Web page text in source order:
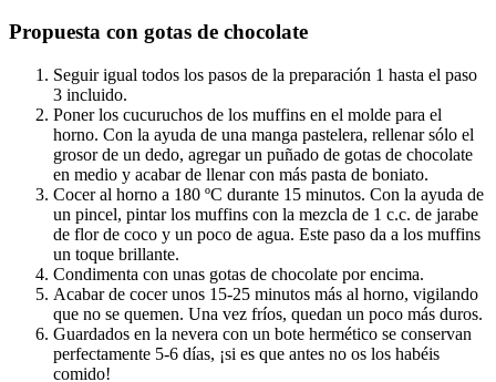
Propuesta con gotas de chocolate
Seguir igual todos los pasos de la preparación 1 hasta el paso
3 incluido.
Poner los cucuruchos de los muffins en el molde para el
horno. Con la ayuda de una manga pastelera, rellenar sólo el
grosor de un dedo, agregar un puñado de gotas de chocolate
en medio y acabar de llenar con más pasta de boniato.
Cocer al horno a 180 ºC durante 15 minutos. Con la ayuda de
un pincel, pintar los muffins con la mezcla de 1 c.c. de jarabe
de flor de coco y un poco de agua. Este paso da a los muffins
un toque brillante.
Condimenta con unas gotas de chocolate por encima.
Acabar de cocer unos 15-25 minutos más al horno, vigilando
que no se quemen. Una vez fríos, quedan un poco más duros.
Guardados en la nevera con un bote hermético se conservan
perfectamente 5-6 días, ¡si es que antes no os los habéis
comido!